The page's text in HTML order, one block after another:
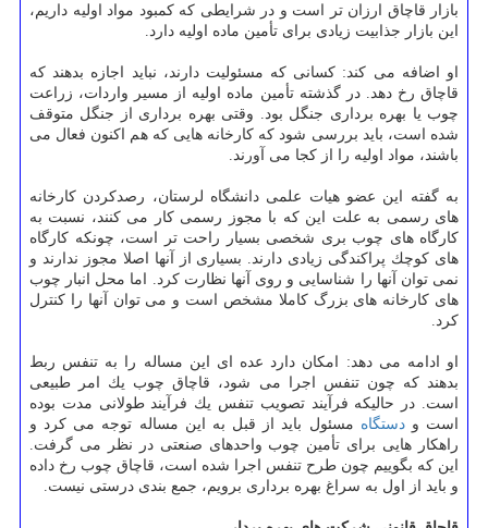
بازار قاچاق ارزان تر است و در شرایطی كه كمبود مواد اولیه داریم،
این بازار جذابیت زیادی برای تأمین ماده اولیه دارد.
او اضافه می كند: كسانی كه مسئولیت دارند، نباید اجازه بدهند كه
قاچاق رخ دهد. در گذشته تأمین ماده اولیه از مسیر واردات، زراعت
چوب یا بهره برداری جنگل بود. وقتی بهره برداری از جنگل متوقف
شده است، باید بررسی شود كه كارخانه هایی كه هم اكنون فعال می
باشند، مواد اولیه را از كجا می آورند.
به گفته این عضو هیات علمی دانشگاه لرستان، رصدكردن كارخانه
های رسمی به علت این كه با مجوز رسمی كار می كنند، نسبت به
كارگاه های چوب بری شخصی بسیار راحت تر است، چونكه كارگاه
های كوچك پراكندگی زیادی دارند. بسیاری از آنها اصلا مجوز ندارند و
نمی توان آنها را شناسایی و روی آنها نظارت كرد. اما محل انبار چوب
های كارخانه های بزرگ كاملا مشخص است و می توان آنها را كنترل
كرد.
او ادامه می دهد: امكان دارد عده ای این مساله را به تنفس ربط
بدهند كه چون تنفس اجرا می شود، قاچاق چوب یك امر طبیعی
است. در حالیكه فرآیند تصویب تنفس یك فرآیند طولانی مدت بوده
است ودستگاه مسئول باید از قبل به این مساله توجه می كرد و
راهكار هایی برای تأمین چوب واحدهای صنعتی در نظر می گرفت.
این كه بگوییم چون طرح تنفس اجرا شده است، قاچاق چوب رخ داده
و باید از اول به سراغ بهره برداری برویم، جمع ‎بندی درستی نیست.